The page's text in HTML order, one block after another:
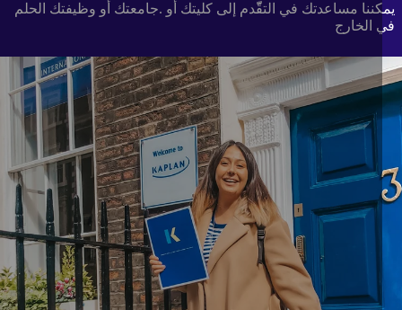
مساعدتك في التقّّدم إلى كليتك أو .جامعتك أو وظيفتك الحلم
الخارج